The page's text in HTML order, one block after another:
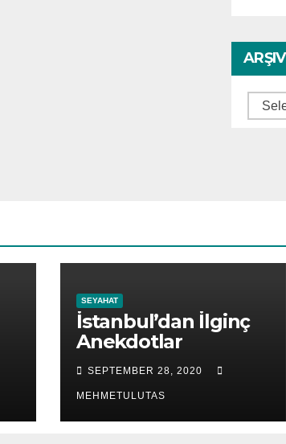
ARŞIV
Arşiv
SEYAHAT
İstanbul’dan İlginç
Anekdotlar
SEPTEMBER 28, 2020
MEHMETULUTAS